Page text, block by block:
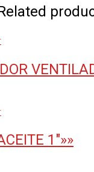
1″»»